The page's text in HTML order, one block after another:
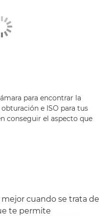
para encontrar la
e ISO para tus
conseguir el aspecto que
cuando se trata de
te permite